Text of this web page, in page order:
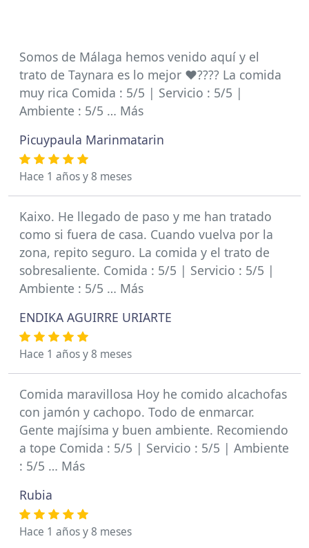
Somos de Málaga hemos venido aquí y el
trato de Taynara es lo mejor ❤️‍???? La comida
muy rica Comida : 5/5 | Servicio : 5/5 |
Ambiente : 5/5 … Más
Picuypaula Marinmatarin
Hace 1 años y 8 meses
Kaixo. He llegado de paso y me han tratado
como si fuera de casa. Cuando vuelva por la
zona, repito seguro. La comida y el trato de
sobresaliente. Comida : 5/5 | Servicio : 5/5 |
Ambiente : 5/5 … Más
ENDIKA AGUIRRE URIARTE
Hace 1 años y 8 meses
Comida maravillosa Hoy he comido alcachofas
con jamón y cachopo. Todo de enmarcar.
Gente majísima y buen ambiente. Recomiendo
a tope Comida : 5/5 | Servicio : 5/5 | Ambiente
: 5/5 … Más
Rubia
Hace 1 años y 8 meses